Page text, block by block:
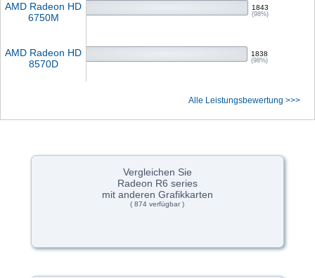
AMD Radeon HD
6750M
1843
(98%)
AMD Radeon HD
8570D
1838
(98%)
Alle Leistungsbewertung >>>
Vergleichen Sie
Radeon R6 series
mit anderen Grafikkarten
( 874 verfügbar )